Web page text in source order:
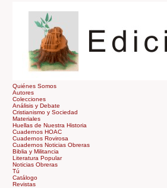
Quiénes Somos
Autores
Colecciones
Análisis y Debate
Cristianismo y Sociedad
Materiales
Huellas de Nuestra Historia
Cuadernos HOAC
Cuadernos Rovirosa
Cuadernos Noticias Obreras
Biblia y Militancia
Literatura Popular
Noticias Obreras
Tú
Catálogo
Revistas